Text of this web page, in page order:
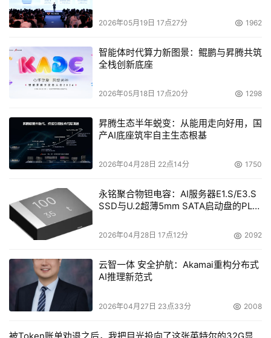
2026年05月19日 17点27分 1962
智能体时代算力新图景：鲲鹏与昇腾共筑
全栈创新底座
2026年05月18日 17点20分 1298
昇腾生态半年蜕变：从能用走向好用，国
产AI底座筑牢自主生态根基
2026年04月28日 22点14分 1750
永铭聚合物钽电容：AI服务器E1.S/E3.S
SSD与U.2超薄5mm SATA启动盘的PLP
2026年04月28日 17点12分 2092
云智一体 安全护航：Akamai重构分布式
AI推理新范式
2026年04月27日 23点33分 2008
被Token账单劝退之后，我把目光投向了这张英特尔的32G显